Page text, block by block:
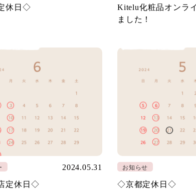
休日◇
Kitelu化粧品オンラ
ました！
2024.05.31
定休日◇
お知らせ
◇京都定休日◇